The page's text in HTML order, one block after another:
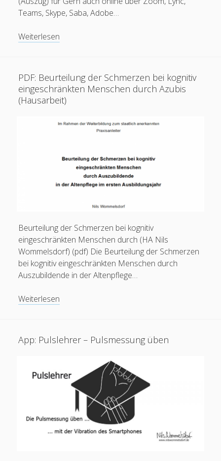
Betreff
Bitte lasse dieses Feld leer.
Menschen haben seit 2014 diese Seite besucht.
Creative Commons Namensnennung 4.0 international
Teams, Skype, Saba, Adobe…
Weiterlesen
PDF: Beurteilung der Schmerzen bei kognitiv
eingeschränkten Menschen durch Azubis
(Hausarbeit)
Beurteilung der Schmerzen bei kognitiv
eingeschränkten Menschen durch (HA Nils
Wommelsdorf) (pdf) Die Beurteilung der Schmerzen
bei kognitiv eingeschränkten Menschen durch
Auszubildende in der Altenpflege…
Weiterlesen
Schmerzen
bei
eingeschränkten
Menschen
durch
(Hausarbeit)
App: Pulslehrer – Pulsmessung üben